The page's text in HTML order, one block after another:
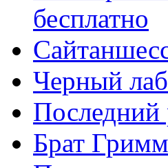
бесплатно
Черный
Последний
Брат